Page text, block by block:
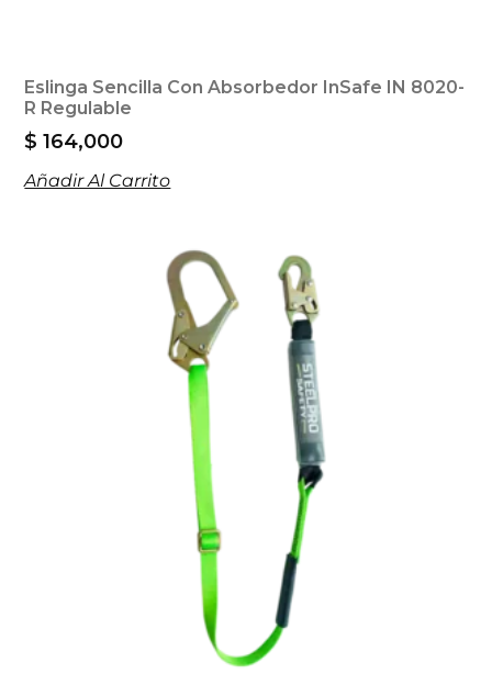
Eslinga Sencilla Con Absorbedor InSafe IN 8020-
R Regulable
$ 164,000
Añadir Al Carrito